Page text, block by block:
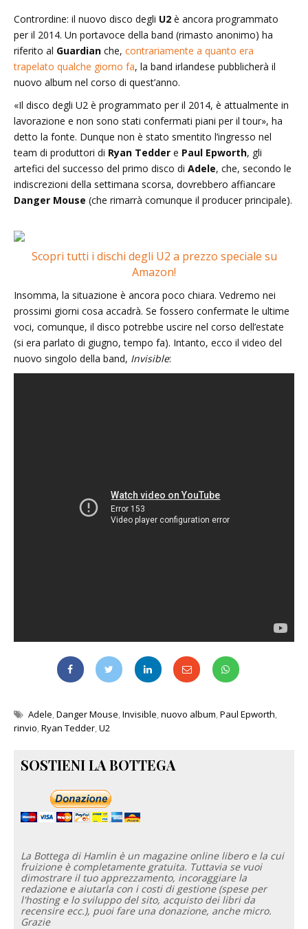
Contrordine: il nuovo disco degli U2 è ancora programmato
per il 2014. Un portavoce della band (rimasto anonimo) ha
riferito al Guardian che, contrariamente a quanto era
trapelato qualche giorno fa, la band irlandese pubblicherà il
nuovo album nel corso di quest’anno.
«Il disco degli U2 è programmato per il 2014, è attualmente in
lavorazione e non sono stati confermati piani per il tour», ha
detto la fonte. Dunque non è stato smentito l’ingresso nel
team di produttori di Ryan Tedder e Paul Epworth, gli
artefici del successo del primo disco di Adele, che, secondo le
indiscrezioni della settimana scorsa, dovrebbero affiancare
Danger Mouse (che rimarrà comunque il producer principale).
Scopri tutti i dischi degli U2 a prezzo speciale su
Amazon!
Insomma, la situazione è ancora poco chiara. Vedremo nei
prossimi giorni cosa accadrà. Se fossero confermate le ultime
voci, comunque, il disco potrebbe uscire nel corso dell’estate
(si era parlato di giugno, tempo fa). Intanto, ecco il video del
nuovo singolo della band, Invisible:
Adele,Danger Mouse,Invisible,nuovo album,Paul Epworth,
rinvio,Ryan Tedder,U2
SOSTIENI LA BOTTEGA
La Bottega di Hamlin è un magazine online libero e la cui
fruizione è completamente gratuita. Tuttavia se vuoi
dimostrare il tuo apprezzamento, incoraggiare la
redazione e aiutarla con i costi di gestione (spese per
l'hosting e lo sviluppo del sito, acquisto dei libri da
recensire ecc.), puoi fare una donazione, anche micro.
Grazie